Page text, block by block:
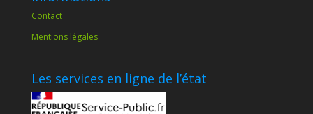
Contact
Mentions légales
Les services en ligne de l’état